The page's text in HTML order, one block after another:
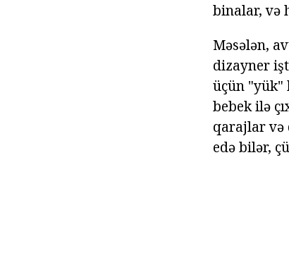
binalar, və
Məsələn,
dizayner
üçün "yük"
bebek ilə
qarajlar və
edə bilər,